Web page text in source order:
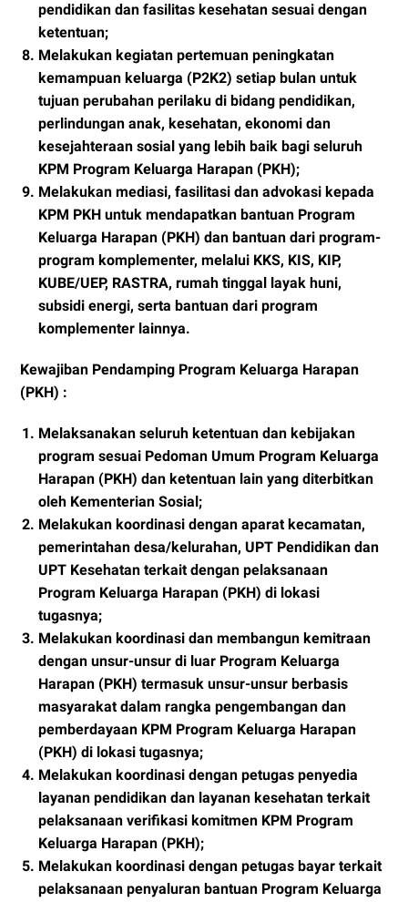
pendidikan dan fasilitas kesehatan sesuai dengan
ketentuan;
Melakukan kegiatan pertemuan peningkatan
kemampuan keluarga (P2K2) setiap bulan untuk
tujuan perubahan perilaku di bidang pendidikan,
perlindungan anak, kesehatan, ekonomi dan
kesejahteraan sosial yang lebih baik bagi seluruh
KPM Program Keluarga Harapan (PKH);
Melakukan mediasi, fasilitasi dan advokasi kepada
KPM PKH untuk mendapatkan bantuan Program
Keluarga Harapan (PKH) dan bantuan dari program-
program komplementer, melalui KKS, KIS, KIP,
KUBE/UEP, RASTRA, rumah tinggal layak huni,
subsidi energi, serta bantuan dari program
komplementer lainnya.
Kewajiban Pendamping Program Keluarga Harapan
(PKH) :
Melaksanakan seluruh ketentuan dan kebijakan
program sesuai Pedoman Umum Program Keluarga
Harapan (PKH) dan ketentuan lain yang diterbitkan
oleh Kementerian Sosial;
Melakukan koordinasi dengan aparat kecamatan,
pemerintahan desa/kelurahan, UPT Pendidikan dan
UPT Kesehatan terkait dengan pelaksanaan
Program Keluarga Harapan (PKH) di lokasi
tugasnya;
Melakukan koordinasi dan membangun kemitraan
dengan unsur-unsur di luar Program Keluarga
Harapan (PKH) termasuk unsur-unsur berbasis
masyarakat dalam rangka pengembangan dan
pemberdayaan KPM Program Keluarga Harapan
(PKH) di lokasi tugasnya;
Melakukan koordinasi dengan petugas penyedia
layanan pendidikan dan layanan kesehatan terkait
pelaksanaan verifikasi komitmen KPM Program
Keluarga Harapan (PKH);
Melakukan koordinasi dengan petugas bayar terkait
pelaksanaan penyaluran bantuan Program Keluarga